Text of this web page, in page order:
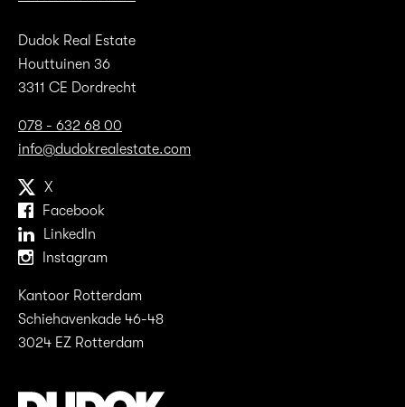
Dudok Real Estate
Houttuinen 36
3311 CE Dordrecht
078 - 632 68 00
info@dudokrealestate.com
X
Facebook
LinkedIn
Instagram
Kantoor Rotterdam
Schiehavenkade 46-48
3024 EZ Rotterdam